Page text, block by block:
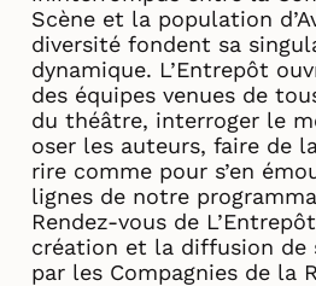
Scène et la population
diversité fondent sa
dynamique. L’Entrepôt
des équipes venues de
du théâtre, interroger le
oser les auteurs, faire de
rire comme pour s’en
lignes de notre
Rendez-vous de
création et la diffusion de
par les Compagnies de la